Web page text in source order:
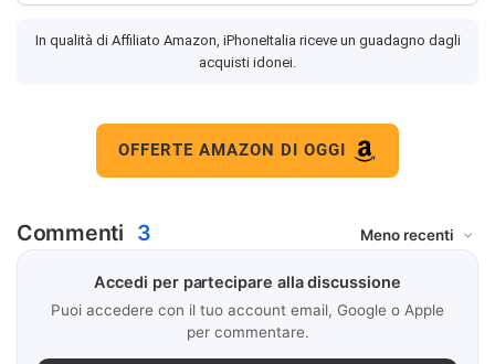
In qualità di Affiliato Amazon, iPhoneItalia riceve un guadagno dagli
acquisti idonei.
OFFERTE AMAZON DI OGGI
Commenti 3
Accedi per partecipare alla discussione
Puoi accedere con il tuo account email, Google o Apple
per commentare.